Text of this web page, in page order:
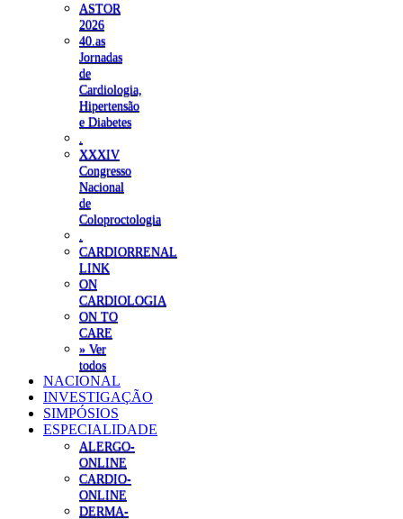
ASTOR
2026
40.as
Jornadas
de
Cardiologia,
Hipertensão
e Diabetes
XXXIV
Congresso
Nacional
de
Coloproctologia
CARDIORRENAL
LINK
ON
CARDIOLOGIA
ON TO
CARE
» Ver
todos
NACIONAL
INVESTIGAÇÃO
SIMPÓSIOS
ESPECIALIDADE
ALERGO-
ONLINE
CARDIO-
ONLINE
DERMA-